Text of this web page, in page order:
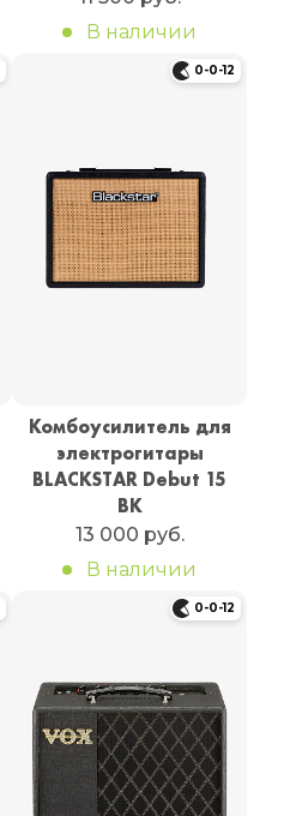
В наличии
0-0-12
Комбоусилитель для
электрогитары
BLACKSTAR Debut 15
BK
13 000 руб.
В наличии
0-0-12